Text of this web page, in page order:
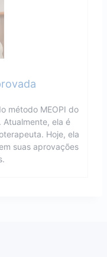
método MEOPI do
Atualmente, ela é
Hoje, ela
suas aprovações